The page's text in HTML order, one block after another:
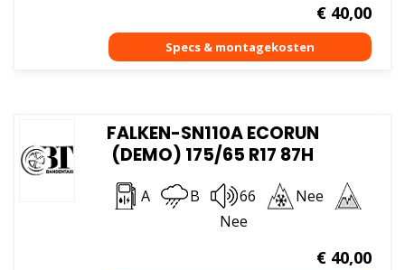
€40,00
FALKEN-SN110A ECORUN
(DEMO) 175/65 R17 87H
A B 66
Nee
Nee
€40,00